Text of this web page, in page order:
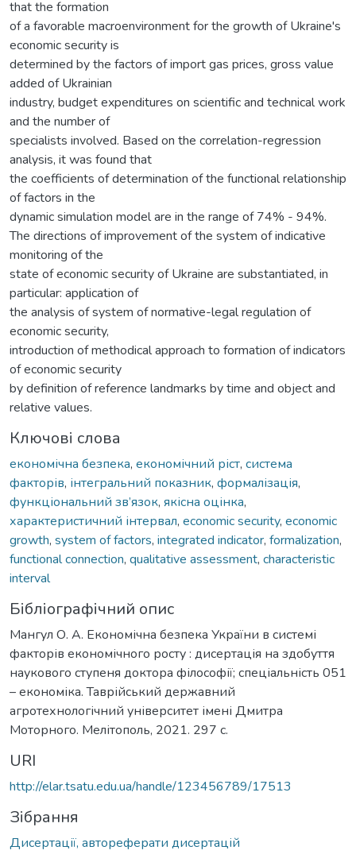
that the formation
of a favorable macroenvironment for the growth of Ukraine's
economic security is
determined by the factors of import gas prices, gross value
added of Ukrainian
industry, budget expenditures on scientific and technical work
and the number of
specialists involved. Based on the correlation-regression
analysis, it was found that
the coefficients of determination of the functional relationship
of factors in the
dynamic simulation model are in the range of 74% - 94%.
The directions of improvement of the system of indicative
monitoring of the
state of economic security of Ukraine are substantiated, in
particular: application of
the analysis of system of normative-legal regulation of
economic security,
introduction of methodical approach to formation of indicators
of economic security
by definition of reference landmarks by time and object and
relative values.
Ключові слова
економічна безпека, економічний ріст, система
факторів, інтегральний показник, формалізація,
функціональний зв’язок, якісна оцінка,
характеристичний інтервал, economic security, economic
growth, system of factors, integrated indicator, formalization,
functional connection, qualitative assessment, characteristic
interval
Бібліографічний опис
Мангул О. А. Економічна безпека України в системі
факторів економічного росту : дисертація на здобуття
наукового ступеня доктора філософії; спеціальність 051
– економіка. Таврійський державний
агротехнологічний університет імені Дмитра
Моторного. Мелітополь, 2021. 297 c.
URI
http://elar.tsatu.edu.ua/handle/123456789/17513
Зібрання
Дисертації, автореферати дисертацій